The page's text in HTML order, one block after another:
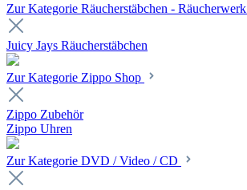
Zur Kategorie Räucherstäbchen - Räucherwerk
Juicy Jays Räucherstäbchen
Zur Kategorie Zippo Shop
Zippo Zubehör
Zippo Uhren
Zur Kategorie DVD / Video / CD